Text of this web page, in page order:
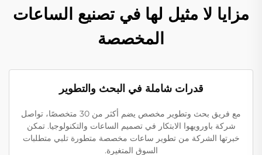
مزايا لا مثيل لها في تصنيع الساعات
المخصصة
قدرات شاملة في البحث والتطوير
مع فريق بحث وتطوير مخصص يضم أكثر من 30 متخصصًا، تواصل
شركة باورويهوا الابتكار في تصميم الساعات والتكنولوجيا. تمكن
خبرتها الشركة من تطوير ساعات مخصصة متطورة تلبي متطلبات
السوق المتغيرة.